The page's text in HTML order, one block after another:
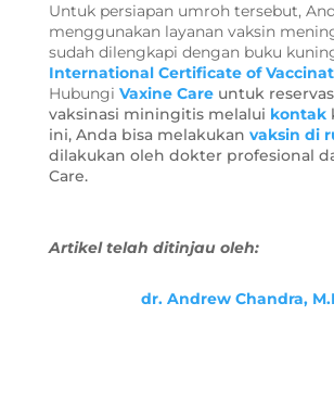
Untuk persiapan umroh tersebut,
menggunakan layanan vaksin
sudah dilengkapi dengan buku
International Certificate of
Hubungi Vaxine Careuntuk
vaksinasi miningitis melalui kontak
ini, Anda bisa melakukan vaksin di
dilakukan oleh dokter profesional
Care.
Artikel telah ditinjau oleh:
dr. Andrew Chandra,